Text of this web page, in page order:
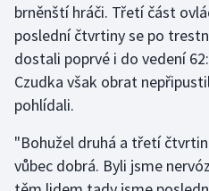
Rychlobruslení
Rychlostní kanoistika
Sportovní střelba
brněnští hráči. Třetí část
poslední čtvrtiny se po
dostali poprvé i do vedení
Czudka však obrat
pohlídali.
"Bohužel druhá a třetí
vůbec dobrá. Byli jsme